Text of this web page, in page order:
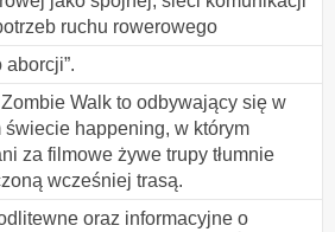
ruchu rowerowego
Walk to odbywający się w
świecie happening, w którym
za filmowe żywe trupy tłumnie
wcześniej trasą.
oraz informacyjne o